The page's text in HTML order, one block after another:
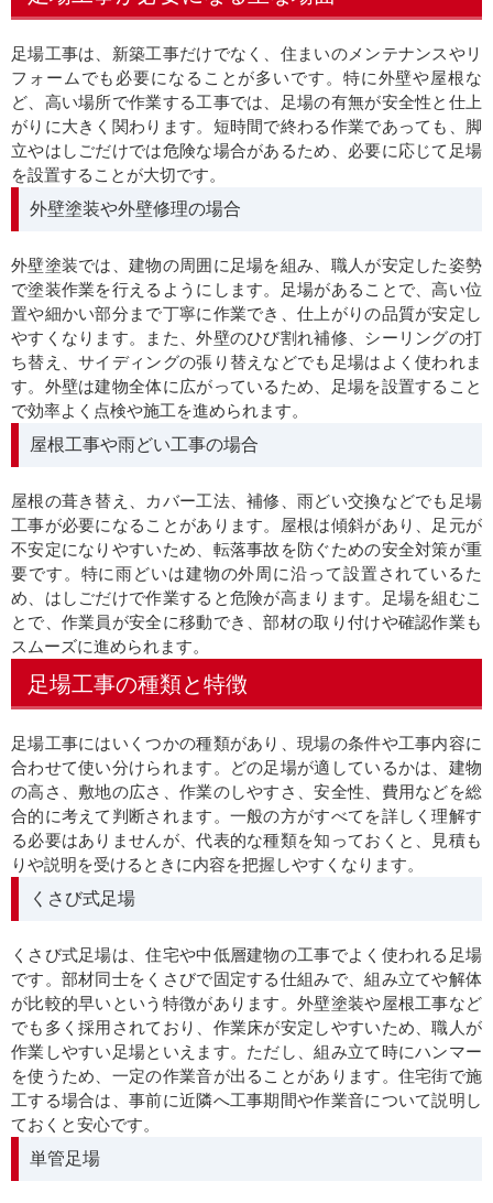
足場工事は、新築工事だけでなく、住まいのメンテナンスやリ
フォームでも必要になることが多いです。特に外壁や屋根な
ど、高い場所で作業する工事では、足場の有無が安全性と仕上
がりに大きく関わります。短時間で終わる作業であっても、脚
立やはしごだけでは危険な場合があるため、必要に応じて足場
を設置することが大切です。
外壁塗装や外壁修理の場合
外壁塗装では、建物の周囲に足場を組み、職人が安定した姿勢
で塗装作業を行えるようにします。足場があることで、高い位
置や細かい部分まで丁寧に作業でき、仕上がりの品質が安定し
やすくなります。また、外壁のひび割れ補修、シーリングの打
ち替え、サイディングの張り替えなどでも足場はよく使われま
す。外壁は建物全体に広がっているため、足場を設置すること
で効率よく点検や施工を進められます。
屋根工事や雨どい工事の場合
屋根の葺き替え、カバー工法、補修、雨どい交換などでも足場
工事が必要になることがあります。屋根は傾斜があり、足元が
不安定になりやすいため、転落事故を防ぐための安全対策が重
要です。特に雨どいは建物の外周に沿って設置されているた
め、はしごだけで作業すると危険が高まります。足場を組むこ
とで、作業員が安全に移動でき、部材の取り付けや確認作業も
スムーズに進められます。
足場工事の種類と特徴
足場工事にはいくつかの種類があり、現場の条件や工事内容に
合わせて使い分けられます。どの足場が適しているかは、建物
の高さ、敷地の広さ、作業のしやすさ、安全性、費用などを総
合的に考えて判断されます。一般の方がすべてを詳しく理解す
る必要はありませんが、代表的な種類を知っておくと、見積も
りや説明を受けるときに内容を把握しやすくなります。
くさび式足場
くさび式足場は、住宅や中低層建物の工事でよく使われる足場
です。部材同士をくさびで固定する仕組みで、組み立てや解体
が比較的早いという特徴があります。外壁塗装や屋根工事など
でも多く採用されており、作業床が安定しやすいため、職人が
作業しやすい足場といえます。ただし、組み立て時にハンマー
を使うため、一定の作業音が出ることがあります。住宅街で施
工する場合は、事前に近隣へ工事期間や作業音について説明し
ておくと安心です。
単管足場